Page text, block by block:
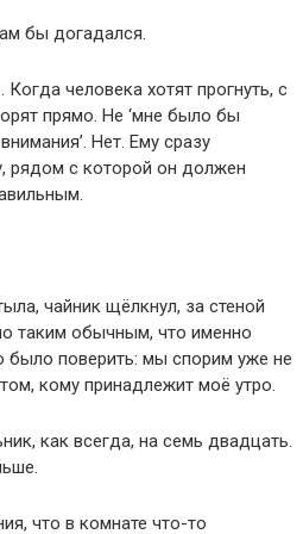
бы догадался.
человека хотят прогнуть, с
прямо. Не ‘мне было бы
Нет. Ему сразу
рядом с которой он должен
чайник щёлкнул, за стеной
таким обычным, что именно
было поверить: мы спорим уже не
кому принадлежит моё утро.
как всегда, на семь двадцать.
что в комнате что-то